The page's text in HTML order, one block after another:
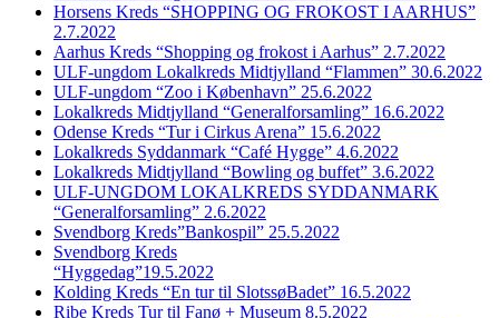
Horsens Kreds “SHOPPING OG FROKOST I AARHUS”
2.7.2022
Aarhus Kreds “Shopping og frokost i Aarhus” 2.7.2022
ULF-ungdom Lokalkreds Midtjylland “Flammen” 30.6.2022
ULF-ungdom “Zoo i København” 25.6.2022
Lokalkreds Midtjylland “Generalforsamling” 16.6.2022
Odense Kreds “Tur i Cirkus Arena” 15.6.2022
Lokalkreds Syddanmark “Café Hygge” 4.6.2022
Lokalkreds Midtjylland “Bowling og buffet” 3.6.2022
ULF-UNGDOM LOKALKREDS SYDDANMARK
“Generalforsamling” 2.6.2022
Svendborg Kreds”Bankospil” 25.5.2022
Svendborg Kreds
“Hyggedag”19.5.2022
Kolding Kreds “En tur til SlotssøBadet” 16.5.2022
Ribe Kreds Tur til Fanø + Museum 8.5.2022